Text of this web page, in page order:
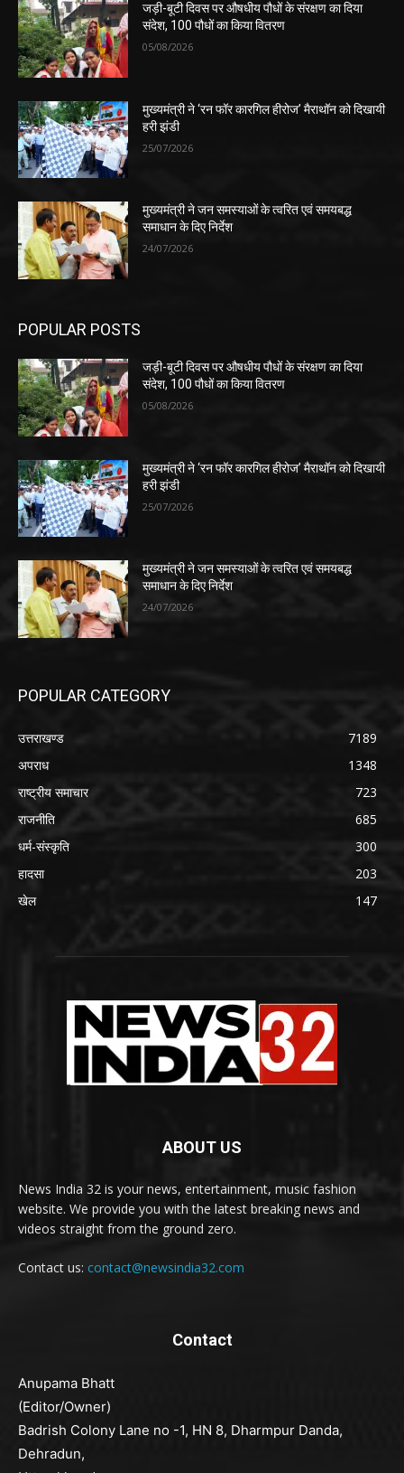
जड़ी-बूटी दिवस पर औषधीय पौधों के संरक्षण का दिया
संदेश, 100 पौधों का किया वितरण
05/08/2026
मुख्यमंत्री ने ‘रन फॉर कारगिल हीरोज’ मैराथॉन को दिखायी
हरी झंडी
25/07/2026
मुख्यमंत्री ने जन समस्याओं के त्वरित एवं समयबद्ध
समाधान के दिए निर्देश
24/07/2026
POPULAR POSTS
जड़ी-बूटी दिवस पर औषधीय पौधों के संरक्षण का दिया
संदेश, 100 पौधों का किया वितरण
05/08/2026
मुख्यमंत्री ने ‘रन फॉर कारगिल हीरोज’ मैराथॉन को दिखायी
हरी झंडी
25/07/2026
मुख्यमंत्री ने जन समस्याओं के त्वरित एवं समयबद्ध
समाधान के दिए निर्देश
24/07/2026
POPULAR CATEGORY
उत्तराखण्ड
7189
अपराध
1348
राष्ट्रीय समाचार
723
राजनीति
685
धर्म-संस्कृति
300
हादसा
203
खेल
147
ABOUT US
News India 32 is your news, entertainment, music fashion
website. We provide you with the latest breaking news and
videos straight from the ground zero.
Contact us: contact@newsindia32.com
Contact
Anupama Bhatt
(Editor/Owner)
Badrish Colony Lane no -1, HN 8, Dharmpur Danda,
Dehradun,